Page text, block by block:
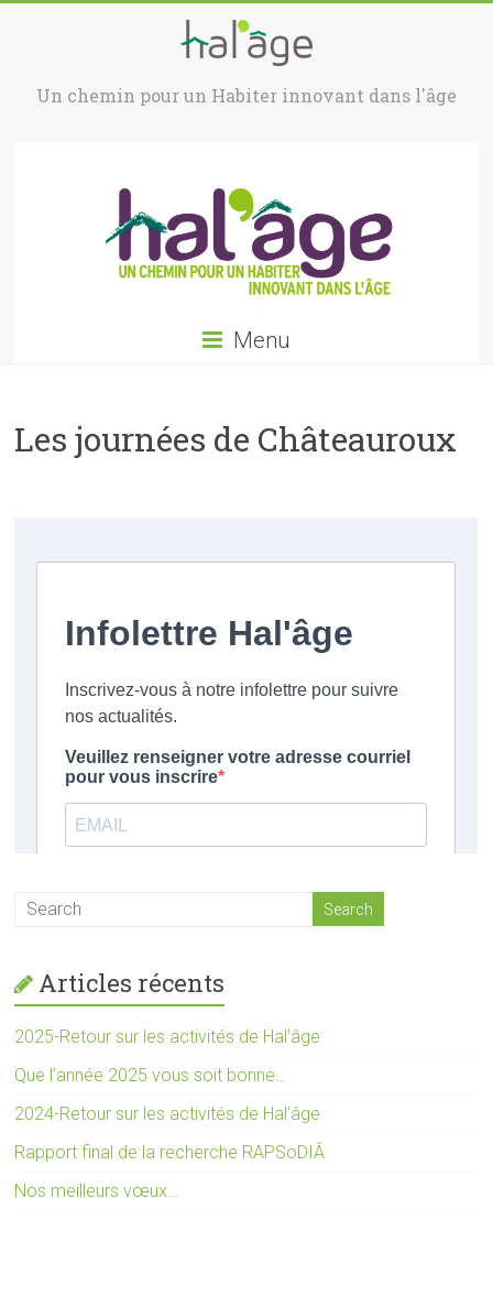
Un chemin pour un Habiter innovant dans l'âge
Menu
Les journées de Châteauroux
Articles récents
2025-Retour sur les activités de Hal’âge
Que l’année 2025 vous soit bonne…
2024-Retour sur les activités de Hal’âge
Rapport final de la recherche RAPSoDIÂ
Nos meilleurs vœux…